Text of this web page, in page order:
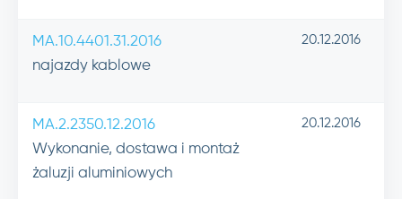
MA.10.4401.31.2016
najazdy kablowe
20.12.2016
MA.2.2350.12.2016
Wykonanie, dostawa i montaż
żaluzji aluminiowych
20.12.2016